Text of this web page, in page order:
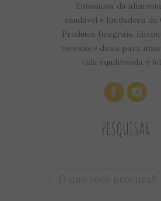
Entusiasta da
saudável e fundadora da
Produtos Integrais.
receitas e dicas para
vida equilibrada e
PESQUISAR